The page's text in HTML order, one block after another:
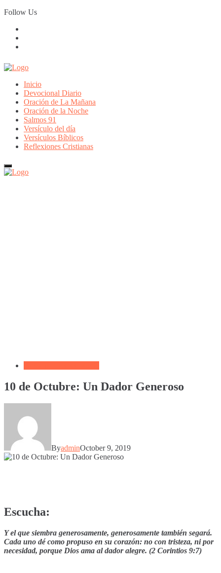
Skip
to
Follow Us
Inicio
Devocional Diario
Oración de La Mañana
Oración de la Noche
Salmos 91
Versículo del día
Versículos Bíblicos
Reflexiones Cristianas
10 de Octubre: Un Dador Generoso
ByadminOctober 9, 2019
Escucha:
Y el que siembra generosamente, generosamente también segará.
Cada uno dé como propuso en su corazón: no con tristeza, ni por
necesidad, porque Dios ama al dador alegre. (2 Corintios 9:7)